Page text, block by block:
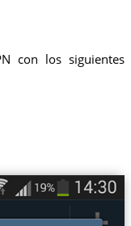
con los siguientes